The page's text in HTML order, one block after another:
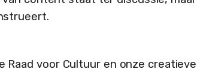
Raad voor Cultuur en onze creatieve